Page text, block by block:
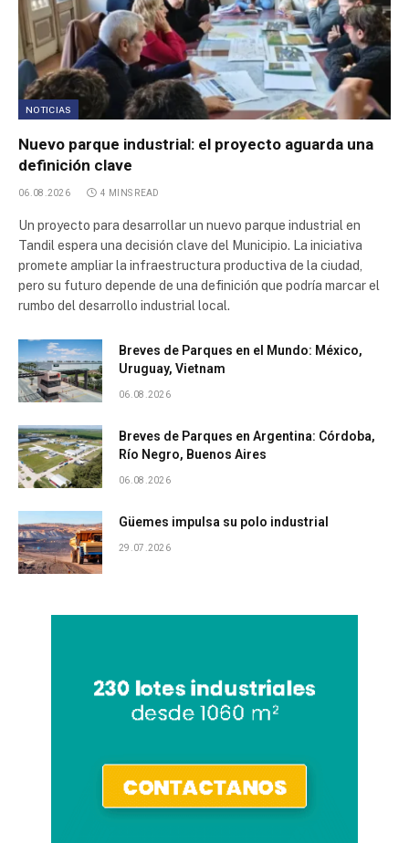
NOTICIAS
Nuevo parque industrial: el proyecto aguarda una
definición clave
06.08.2026 4 MINS READ
Un proyecto para desarrollar un nuevo parque industrial en
Tandil espera una decisión clave del Municipio. La iniciativa
promete ampliar la infraestructura productiva de la ciudad,
pero su futuro depende de una definición que podría marcar el
rumbo del desarrollo industrial local.
Breves de Parques en el Mundo: México,
Uruguay, Vietnam
06.08.2026
Breves de Parques en Argentina: Córdoba,
Río Negro, Buenos Aires
06.08.2026
Güemes impulsa su polo industrial
29.07.2026